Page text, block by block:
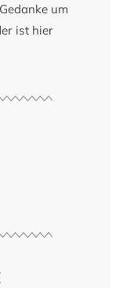
um
ist hier